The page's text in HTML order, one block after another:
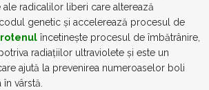
radicalilor liberi care alterează
genetic şi accelerează procesul de
încetineşte procesul de îmbătrânire,
radiaţiilor ultraviolete şi este un
ajută la prevenirea numeroaselor boli
vârstă.